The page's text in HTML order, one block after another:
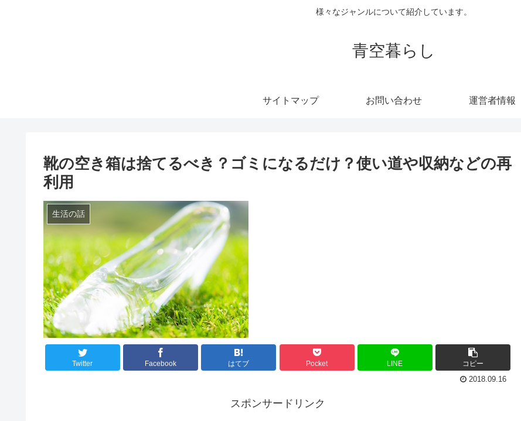
様々なジャンルについて紹介しています。
青空暮らし
サイトマップ お問い合わせ 運営者情報
靴の空き箱は捨てるべき？ゴミになるだけ？使い道や収納などの再
利用
生活の話
Twitter Facebook はてブ Pocket LINE
コピー
2018.09.16
スポンサードリンク